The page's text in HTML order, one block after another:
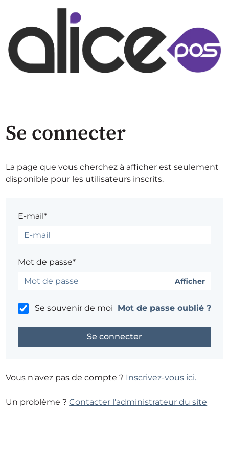
Se connecter
La page que vous cherchez à afficher est seulement
disponible pour les utilisateurs inscrits.
E-mail*
Mot de passe*
Afficher
Se souvenir de moi Mot de passe oublié ?
Vous n'avez pas de compte ? Inscrivez-vous ici.
Un problème ?Contacter l'administrateur du site